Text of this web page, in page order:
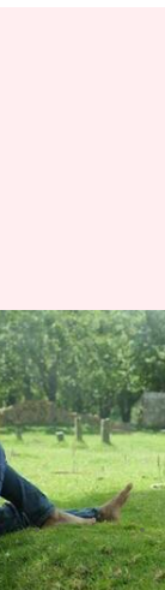
V Feb 15, 2023